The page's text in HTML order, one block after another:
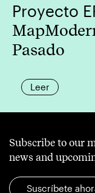
Proyecto
Pasado
Leer
Subscribe to our
news and
Suscríbete